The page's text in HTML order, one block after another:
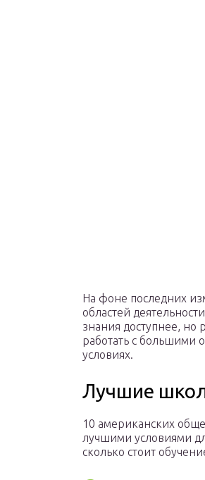
На фоне последних
областей
знания доступнее, но
работать с большими
условиях.
Лучшие
10 американских
лучшими условиями
сколько стоит